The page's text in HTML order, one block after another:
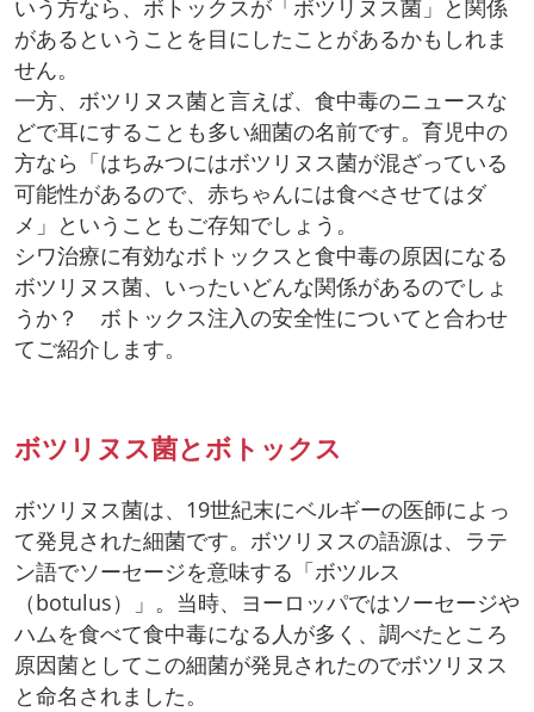
いう方なら、ボトックスが「ボツリヌス菌」と関係
があるということを目にしたことがあるかもしれま
せん。
一方、ボツリヌス菌と言えば、食中毒のニュースな
どで耳にすることも多い細菌の名前です。育児中の
方なら「はちみつにはボツリヌス菌が混ざっている
可能性があるので、赤ちゃんには食べさせてはダ
メ」ということもご存知でしょう。
シワ治療に有効なボトックスと食中毒の原因になる
ボツリヌス菌、いったいどんな関係があるのでしょ
うか？ ボトックス注入の安全性についてと合わせ
てご紹介します。
ボツリヌス菌とボトックス
ボツリヌス菌は、19世紀末にベルギーの医師によっ
て発見された細菌です。ボツリヌスの語源は、ラテ
ン語でソーセージを意味する「ボツルス
（botulus）」。当時、ヨーロッパではソーセージや
ハムを食べて食中毒になる人が多く、調べたところ
原因菌としてこの細菌が発見されたのでボツリヌス
と命名されました。